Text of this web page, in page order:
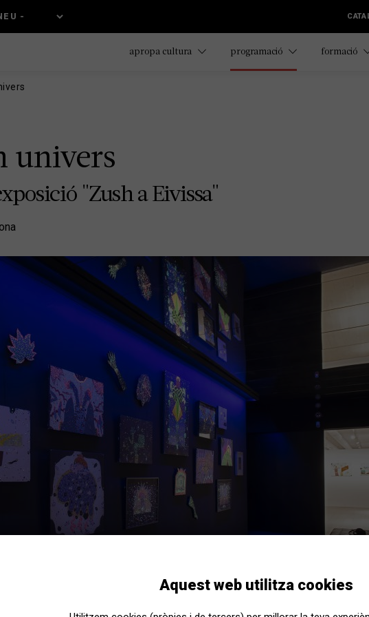
apropa cultura programació formació
univers
"Zush a Eivissa"
i exposicions Arts plàstiques i visuals
Aquest web utilitza cookies